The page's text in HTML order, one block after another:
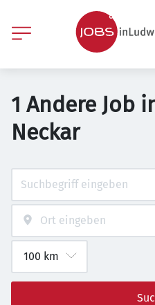
1 Andere Job
Neckar